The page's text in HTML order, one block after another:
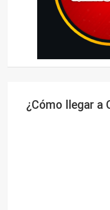
¿Cómo llegar a